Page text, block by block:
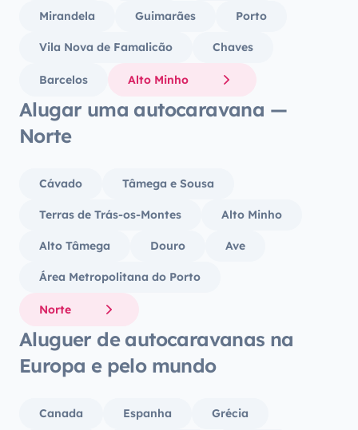
Mirandela Guimarães Porto
Vila Nova de Famalicão Chaves
Barcelos Alto Minho
Alugar uma autocaravana —
Norte
Cávado Tâmega e Sousa
Terras de Trás-os-Montes Alto Minho
Alto Tâmega Douro Ave
Área Metropolitana do Porto
Norte
Aluguer de autocaravanas na
Europa e pelo mundo
Canada Espanha Grécia